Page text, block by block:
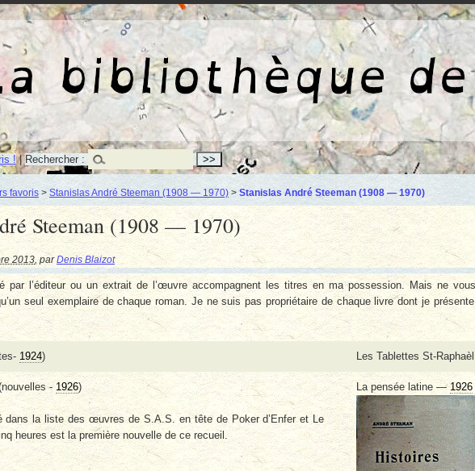
La
!|Rechercher :
favoris > Stanislas André Steeman (1908 — 1970) > Stanislas André Steeman (1908 — 1970)
Steeman (1908 — 1970)
2013 ,parDenis Blaizot
par l’éditeur ou un extrait de l’œuvre accompagnent les titres en ma possession. Mais ne
seul exemplaire de chaque roman. Je ne suis pas propriétaire de chaque livre dont je
1924) Les Tablettes St-Raphaèl
-1926)
dans la liste des œuvres de S.A.S. en tête de Poker d’Enfer et Le
heures est la première nouvelle de ce recueil.
La pensée latine —1926